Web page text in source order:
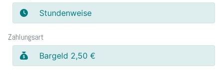
Stundenweise
Zahlungsart
Bargeld 2,50 €